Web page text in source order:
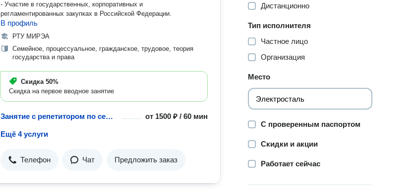
- Участие в государственных, корпоративных и
регламентированных закупках в Российской Федерации.
В профиль
РТУ МИРЭА
Семейное, процессуальное, гражданское, трудовое, теория
государства и права
Скидка 50%
Скидка на первое вводное занятие
Занятие с репетитором по семейному праву от 1500 ₽ / 60 мин
Ещё 4 услуги
Телефон Чат Предложить заказ
Дистанционно
Тип исполнителя
Частное лицо
Организация
Место
С проверенным паспортом
Скидки и акции
Работает сейчас